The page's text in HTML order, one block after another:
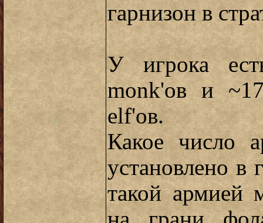
гарнизон в
У игрока
monk'ов и
elf'ов.
Какое число
установлено в
такой армией